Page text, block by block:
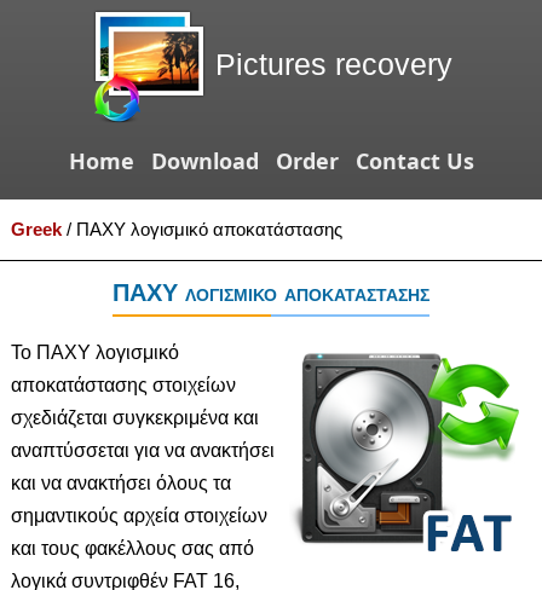
Pictures recovery
Home Download Order Contact Us
Greek/ ΠΑΧΥ λογισμικό αποκατάστασης
ΠΑΧΥ λογισμικό αποκατάστασης
Το ΠΑΧΥ λογισμικό
αποκατάστασης στοιχείων
σχεδιάζεται συγκεκριμένα και
αναπτύσσεται για να ανακτήσει
και να ανακτήσει όλους τα
σημαντικούς αρχεία στοιχείων
και τους φακέλλους σας από
λογικά συντριφθέν FAT 16,